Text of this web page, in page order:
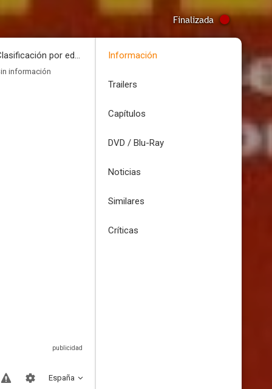
Finalizada
Clasificación por edades
información
España
Información
Trailers
Capítulos
DVD / Blu-Ray
Noticias
Similares
Críticas